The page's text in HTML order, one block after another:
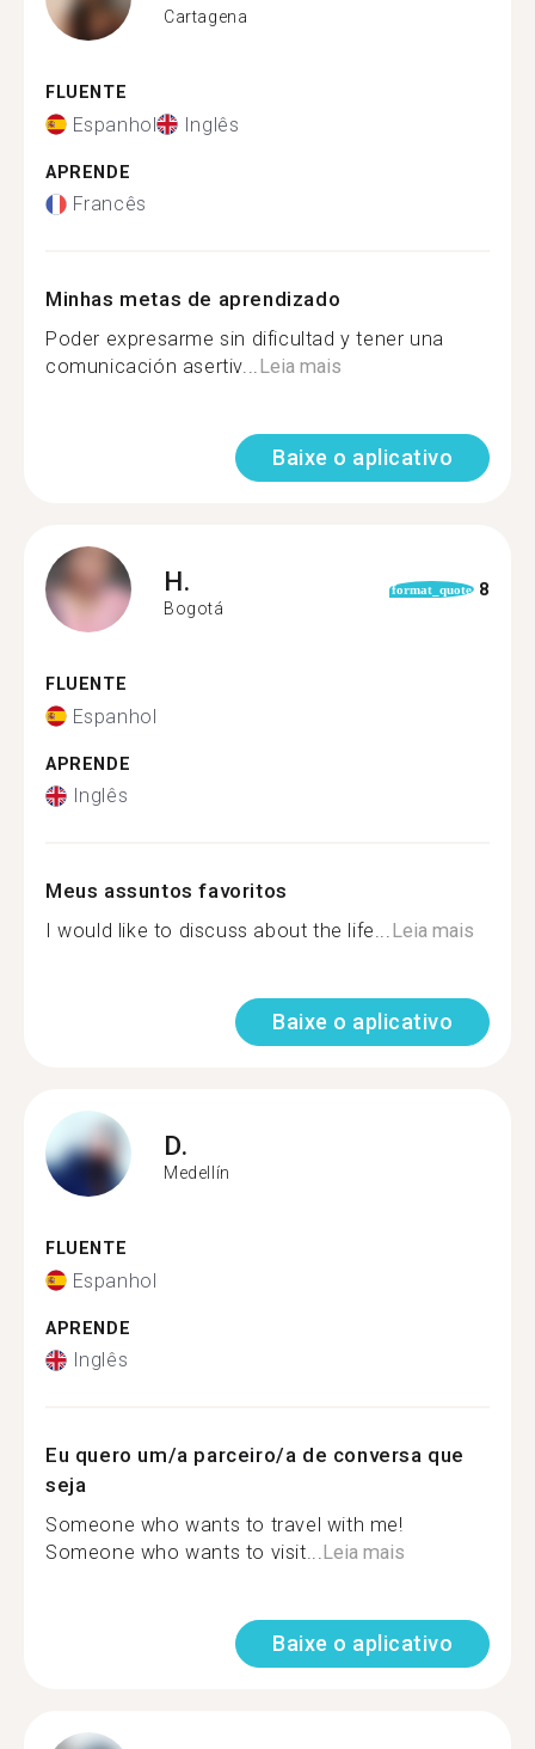
Cartagena
FLUENTE
Espanhol Inglês
APRENDE
Francês
Minhas metas de aprendizado
Poder expresarme sin dificultad y tener una
comunicación asertiv...Leia mais
Baixe o aplicativo
H.
Bogotá
format_quote 8
FLUENTE
Espanhol
APRENDE
Inglês
Meus assuntos favoritos
I would like to discuss about the life...Leia mais
Baixe o aplicativo
D.
Medellín
FLUENTE
Espanhol
APRENDE
Inglês
Eu quero um/a parceiro/a de conversa que
seja
Someone who wants to travel with me!
Someone who wants to visit...Leia mais
Baixe o aplicativo